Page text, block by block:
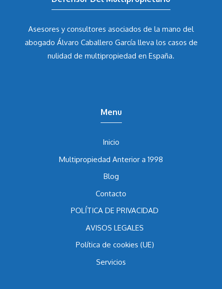
Asesores y consultores asociados de la mano del
abogado Álvaro Caballero Garcíalleva los casos de
Inicio
Multipropiedad Anterior a 1998
Blog
Contacto
POLÍTICA DE PRIVACIDAD
AVISOS LEGALES
Política de cookies (UE)